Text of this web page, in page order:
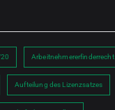
Arbeitnehmererfinderrecht
Aufteilung des Lizenzsatzes